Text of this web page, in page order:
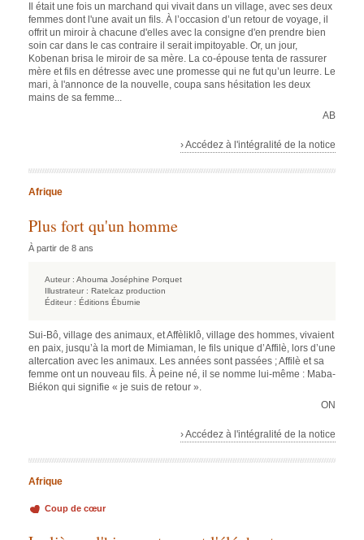
Il était une fois un marchand qui vivait dans un village, avec ses deux
femmes dont l'une avait un fils. À l’occasion d’un retour de voyage, il
offrit un miroir à chacune d'elles avec la consigne d'en prendre bien
soin car dans le cas contraire il serait impitoyable. Or, un jour,
Kobenan brisa le miroir de sa mère. La co-épouse tenta de rassurer
mère et fils en détresse avec une promesse qui ne fut qu’un leurre. Le
mari, à l'annonce de la nouvelle, coupa sans hésitation les deux
mains de sa femme...
AB
› Accédez à l'intégralité de la notice
Afrique
Plus fort qu'un homme
À partir de 8 ans
Auteur : Ahouma Joséphine Porquet
Illustrateur : Ratelcaz production
Éditeur : Éditions Éburnie
Sui-Bô, village des animaux, et Affèliklô, village des hommes, vivaient
en paix, jusqu’à la mort de Mimiaman, le fils unique d’Affilè, lors d’une
altercation avec les animaux. Les années sont passées ; Affilè et sa
femme ont un nouveau fils. À peine né, il se nomme lui-même : Maba-
Biékon qui signifie « je suis de retour ».
ON
› Accédez à l'intégralité de la notice
Afrique
Coup de cœur